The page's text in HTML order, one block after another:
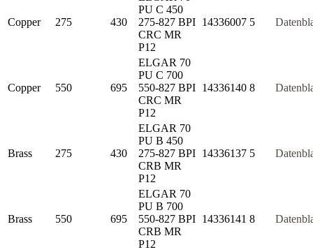
Copper 275 430
PU C 450
275-827 BPI
CRC MR
P12
14336007 5
Copper 550 695
ELGAR 70
PU C 700
550-827 BPI
CRC MR
P12
14336140 8
Brass 275 430
ELGAR 70
PU B 450
275-827 BPI
CRB MR
P12
14336137 5
Brass 550 695
ELGAR 70
PU B 700
550-827 BPI
CRB MR
P12
14336141 8